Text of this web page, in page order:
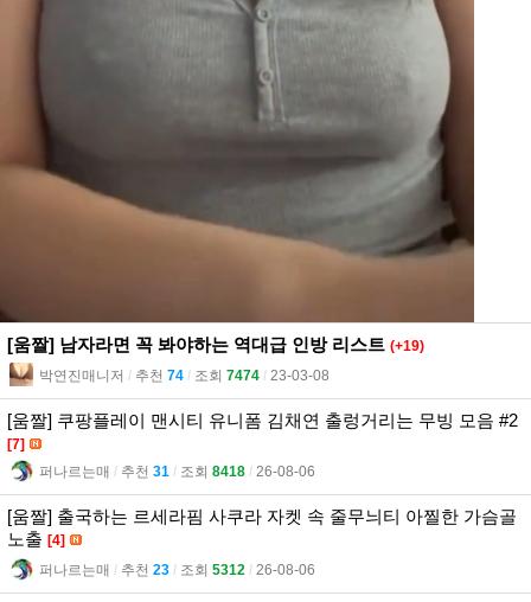
[움짤] 남자라면 꼭 봐야하는 역대급 인방 리스트 (+19)
박연진매니저 l 추천 74 l 조회 7474 l 23-03-08
[움짤] 쿠팡플레이 맨시티 유니폼 김채연 출렁거리는 무빙 모음 #2
[7]
퍼나르는매 l 추천 31 l 조회 8418 l 26-08-06
[움짤] 출국하는 르세라핌 사쿠라 자켓 속 줄무늬티 아찔한 가슴골
노출 [4]
퍼나르는매 l 추천 23 l 조회 5312 l 26-08-06